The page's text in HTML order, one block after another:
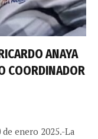
ANAYA
COORDINADOR
enero 2025.-La